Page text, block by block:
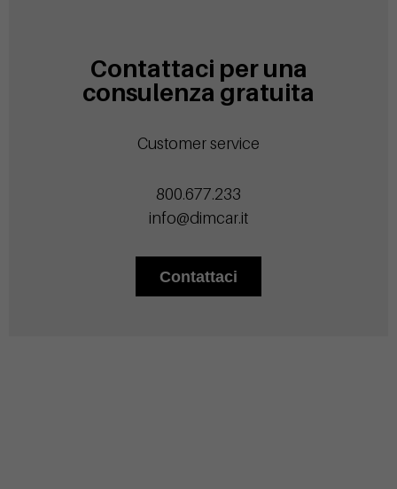
Contattaci per una
consulenza gratuita
Customer service
800.677.233
info@dimcar.it
Contattaci